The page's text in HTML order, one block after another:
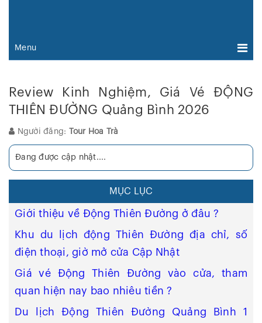
Menu
Review Kinh Nghiệm, Giá Vé ĐỘNG
THIÊN ĐƯỜNG Quảng Bình 2026
Người đăng: Tour Hoa Trà
Đang được cập nhật....
MỤC LỤC
Giới thiệu về Động Thiên Đường ở đâu ?
Khu du lịch động Thiên Đường địa chỉ, số
điện thoại, giờ mở cửa Cập Nhật
Giá vé Động Thiên Đường vào cửa, tham
quan hiện nay bao nhiêu tiền ?
Du lịch Động Thiên Đường Quảng Bình 1